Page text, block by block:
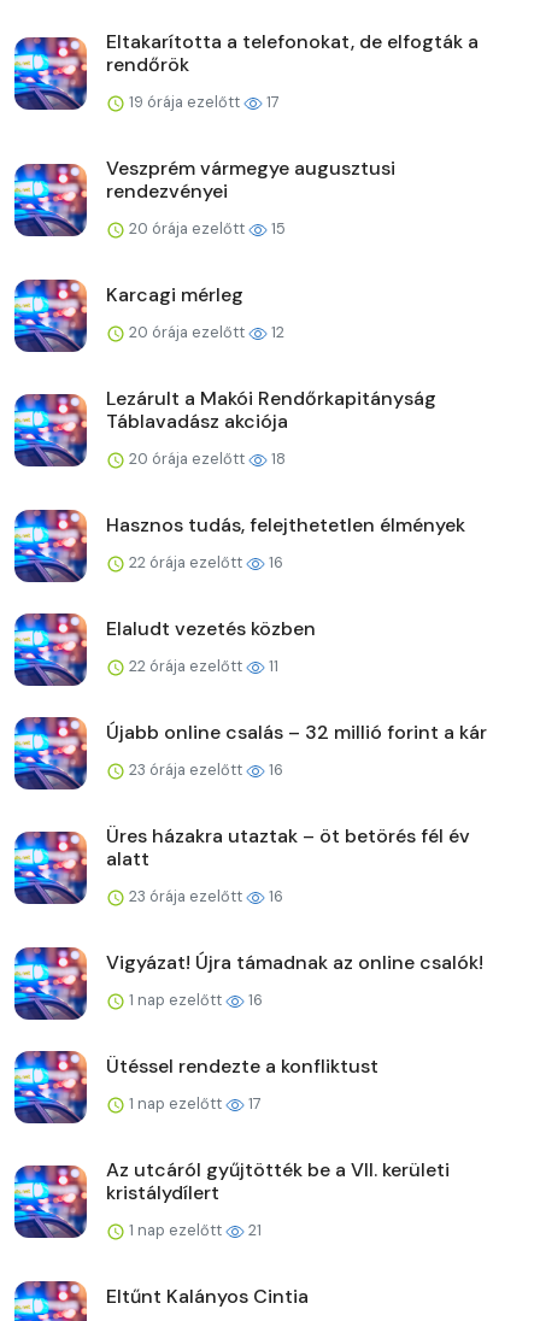
Eltakarította a telefonokat, de elfogták a
rendőrök
19 órája ezelőtt 17
Veszprém vármegye augusztusi
rendezvényei
20 órája ezelőtt 15
Karcagi mérleg
20 órája ezelőtt 12
Lezárult a Makói Rendőrkapitányság
Táblavadász akciója
20 órája ezelőtt 18
Hasznos tudás, felejthetetlen élmények
22 órája ezelőtt 16
Elaludt vezetés közben
22 órája ezelőtt 11
Újabb online csalás – 32 millió forint a kár
23 órája ezelőtt 16
Üres házakra utaztak – öt betörés fél év
alatt
23 órája ezelőtt 16
Vigyázat! Újra támadnak az online csalók!
1 nap ezelőtt 16
Ütéssel rendezte a konfliktust
1 nap ezelőtt 17
Az utcáról gyűjtötték be a VII. kerületi
kristálydílert
1 nap ezelőtt 21
Eltűnt Kalányos Cintia